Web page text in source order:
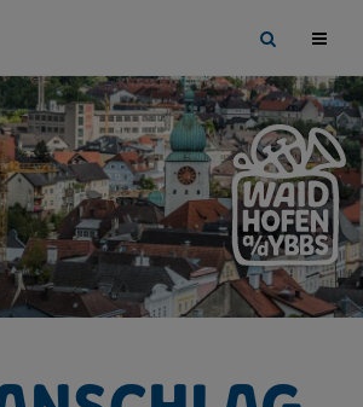
Site
toggle